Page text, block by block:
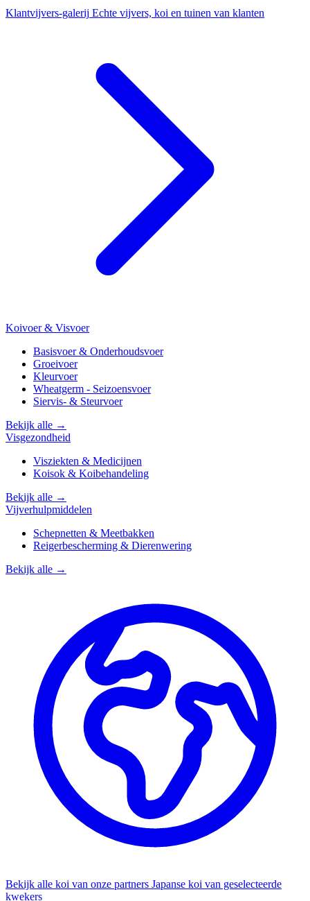
Klantvijvers-galerij Echte vijvers, koi en tuinen van klanten
Koivoer & Visvoer
Basisvoer & Onderhoudsvoer
Groeivoer
Kleurvoer
Wheatgerm - Seizoensvoer
Siervis- & Steurvoer
Bekijk alle →
Visgezondheid
Visziekten & Medicijnen
Koisok & Koibehandeling
Bekijk alle →
Vijverhulpmiddelen
Schepnetten & Meetbakken
Reigerbescherming & Dierenwering
Bekijk alle →
Bekijk alle koi van onze partners Japanse koi van geselecteerde
kwekers